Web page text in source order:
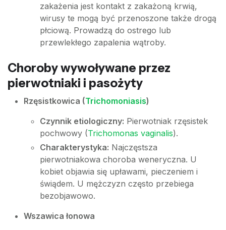
zakażenia jest kontakt z zakażoną krwią,
wirusy te mogą być przenoszone także drogą
płciową. Prowadzą do ostrego lub
przewlekłego zapalenia wątroby.
Choroby wywoływane przez
pierwotniaki i pasożyty
Rzęsistkowica (Trichomoniasis)
Czynnik etiologiczny: Pierwotniak rzęsistek
pochwowy (Trichomonas vaginalis).
Charakterystyka: Najczęstsza
pierwotniakowa choroba weneryczna. U
kobiet objawia się upławami, pieczeniem i
świądem. U mężczyzn często przebiega
bezobjawowo.
Wszawica łonowa